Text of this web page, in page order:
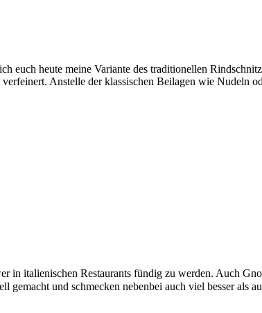
euch heute meine Variante des traditionellen
Anstelle der klassischen Beilagen wie
in italienischen Restaurants fündig zu werden. Auch
gemacht und schmecken nebenbei auch viel besser